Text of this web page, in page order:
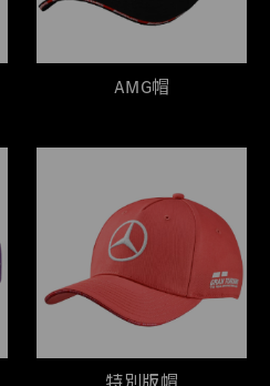
AMG帽